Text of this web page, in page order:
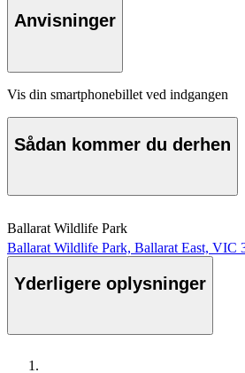
Anvisninger
Vis din smartphonebillet ved indgangen
Sådan kommer du derhen
Ballarat Wildlife Park
Ballarat Wildlife Park, Ballarat East, VIC
Yderligere oplysninger